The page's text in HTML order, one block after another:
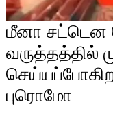
மீனா
வருத்தத்தில்
புரொமோ